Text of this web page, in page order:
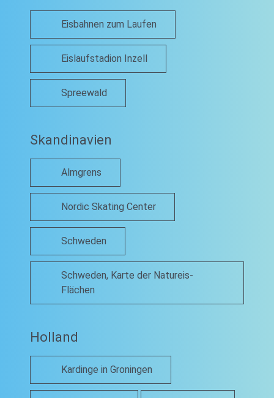
Eisbahnen zum Laufen
Eislaufstadion Inzell
Spreewald
Skandinavien
Almgrens
Nordic Skating Center
Schweden
Schweden, Karte der Natureis-
Flächen
Holland
Kardinge in Groningen